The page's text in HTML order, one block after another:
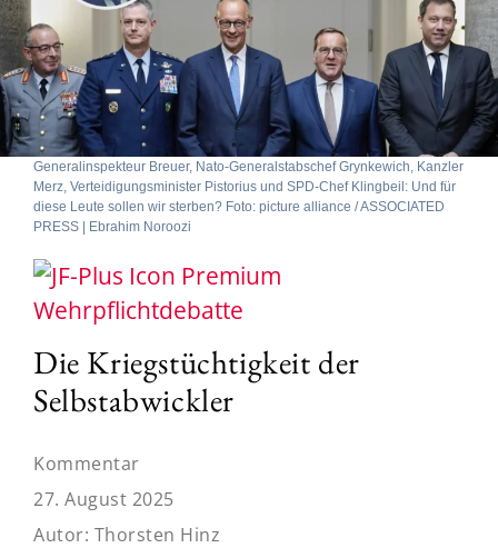
Generalinspekteur Breuer, Nato-Generalstabschef Grynkewich, Kanzler
Merz, Verteidigungsminister Pistorius und SPD-Chef Klingbeil: Und für
diese Leute sollen wir sterben? Foto: picture alliance / ASSOCIATED
PRESS | Ebrahim Noroozi
Wehrpflichtdebatte
Die Kriegstüchtigkeit der
Selbstabwickler
Kommentar
27. August 2025
Autor: Thorsten Hinz